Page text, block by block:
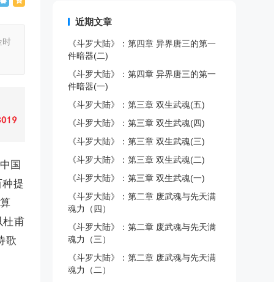
时
国
提
杜甫
歌
近期文章
《斗罗大陆》：第四章 异界唐三的第一
件暗器(二)
《斗罗大陆》：第四章 异界唐三的第一
件暗器(一)
《斗罗大陆》：第三章 双生武魂(五)
《斗罗大陆》：第三章 双生武魂(四)
《斗罗大陆》：第三章 双生武魂(三)
《斗罗大陆》：第三章 双生武魂(二)
《斗罗大陆》：第三章 双生武魂(一)
《斗罗大陆》：第二章 废武魂与先天满
魂力（四）
《斗罗大陆》：第二章 废武魂与先天满
魂力（三）
《斗罗大陆》：第二章 废武魂与先天满
魂力（二）